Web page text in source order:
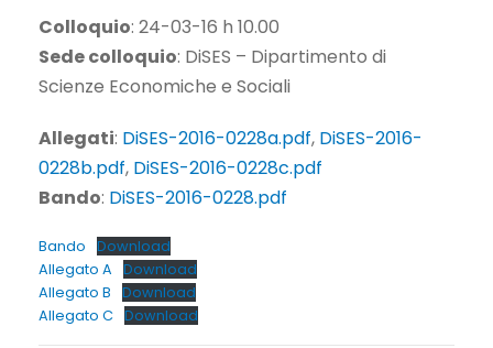
Colloquio: 24-03-16 h 10.00
Sede colloquio: DiSES – Dipartimento di
Scienze Economiche e Sociali
Allegati: DiSES-2016-0228a.pdf, DiSES-2016-
0228b.pdf, DiSES-2016-0228c.pdf
Bando: DiSES-2016-0228.pdf
Bando
Download
Allegato A
Download
Allegato B
Download
Allegato C Download